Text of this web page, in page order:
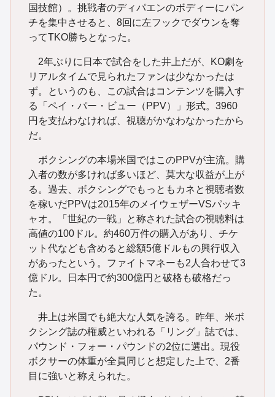
国技館）。挑戦者のディパエンのボディーにパン
チを集中させると、8回に左フックでダウンを奪
ってTKO勝ちとなった。
2年ぶりに日本で試合をした井上だが、KO劇を
リアルタイムで見られたファンは少なかったは
ず。というのも、この試合はコンテンツを購入す
る「ペイ・パー・ビュー（PPV）」形式。3960
円を支払わなければ、視聴がかなわなかったから
だ。
ボクシングの本場米国ではこのPPVが主流。購
入者の数が多ければ多いほど、莫大な収益が上が
る。過去、ボクシングでもっともカネと視聴者数
を稼いだPPVは2015年のメイウェザーVSパッキ
ャオ。「世紀の一戦」と称された試合の視聴料は
高値の100ドル。約460万件の購入があり、チケ
ット代なども含めると総額5億ドルもの興行収入
があったという。ファイトマネーも2人合わせて3
億ドル。日本円で約300億円と破格も破格だっ
た。
井上は米国でも絶大な人気を誇る。昨年、米ボ
クシング誌の権威といわれる「リング」誌では、
パウンド・フォー・パウンドの2位に選出。現役
ボクサーの体重が全員同じと想定した上で、2番
目に強いと称えられた。